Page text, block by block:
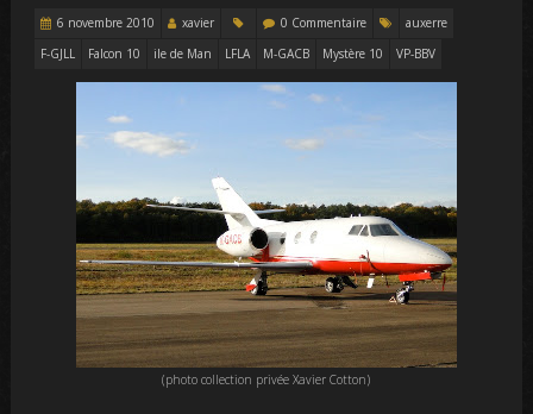
6 novembre 2010 xavier 0 Commentaire
auxerre
F-GJLL
Falcon 10 ile de Man LFLA M-GACB Mystère 10 VP-BBV
(photo collection privée Xavier Cotton)